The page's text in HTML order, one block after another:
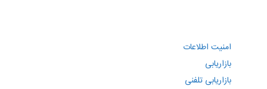
امنیت اطلاعات
بازاریابی
بازاریابی تلفنی